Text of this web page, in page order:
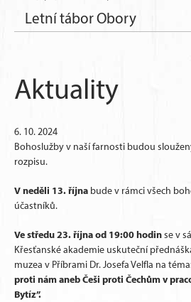
Letní tábor Obory
Aktuality
6. 10. 2024
Bohoslužby v naší farnosti budou
rozpisu.
V neděli 13. října bude v rámci všech
účastníků.
Ve středu 23. října od 19:00 hodinse v
Křesťanské akademie uskuteční
muzea v Příbrami Dr. Josefa Velfla na
proti nám aneb Češi proti Čechům v
Bytíz”.